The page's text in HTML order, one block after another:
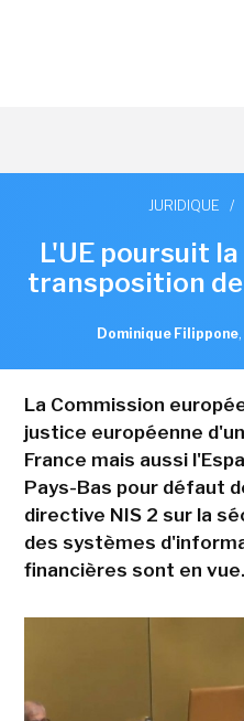
JURIDIQUE /
L'UE poursuit
transposition
Dominique Filippone,
La Commission
justice européenne
France mais aussi
Pays-Bas pour défaut
directive NIS 2 sur la
des systèmes
financières sont en vue.